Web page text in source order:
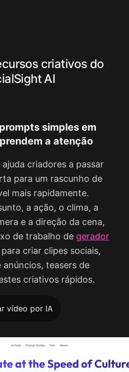
criativos do
AI
simples em
a atenção
criadores a passar
para um rascunho de
mais rapidamente.
a ação, o clima, a
e a direção da cena,
de trabalho de gerador
para criar clipes sociais,
teasers de
criativos rápidos.
vídeo por IA